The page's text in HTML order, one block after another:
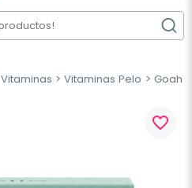
Vitaminas Vitaminas Pelo Goah
favorite_border